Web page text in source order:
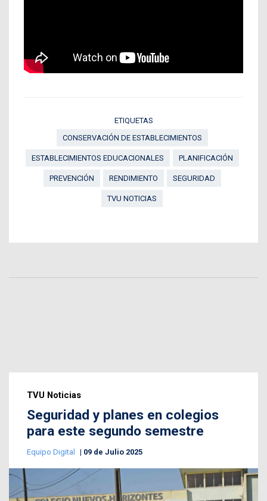
ETIQUETAS
CONSERVACIÓN DE ESTABLECIMIENTOS
ESTABLECIMIENTOS EDUCACIONALES PLANIFICACIÓN
PREVENCIÓN RENDIMIENTO SEGURIDAD
TVU NOTICIAS
TVU Noticias
Seguridad y planes en colegios
para este segundo semestre
Equipo Digital 09 de Julio 2025